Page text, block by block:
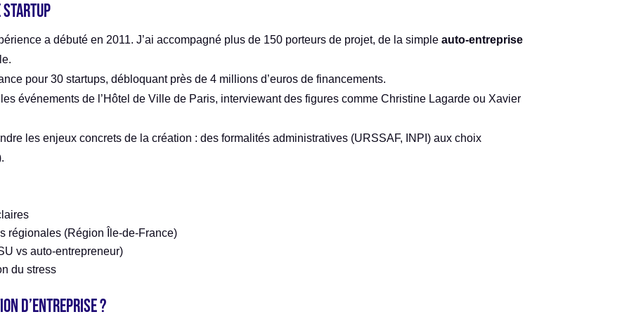
startup
a débuté en 2011. J’ai accompagné plus de 150 porteurs de projet, de la simpleauto-entreprise
pour 30 startups, débloquant près de 4 millions d’euros de financements.
les événements de l’Hôtel de Ville de Paris, interviewant des figures comme Christine Lagarde ou Xavier
les enjeux concrets de la création : des formalités administratives (URSSAF, INPI) aux choix
régionales (Région Île-de-France)
vs auto-entrepreneur)
du stress
d’entreprise ?